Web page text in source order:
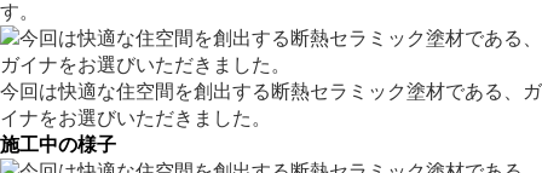
す。
今回は快適な住空間を創出する断熱セラミック塗材である、ガ
イナをお選びいただきました。
施工中の様子